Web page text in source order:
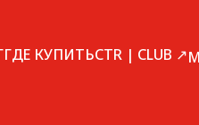
ГДЕ КУПИТЬCTR | CLUB ↗